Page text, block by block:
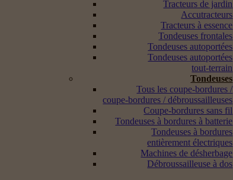
Tracteurs de jardin
Accutracteurs
Tracteurs à essence
Tondeuses frontales
Tondeuses autoportées
Tondeuses autoportées
tout-terrain
Tondeuses
Tous les coupe-bordures /
coupe-bordures / débroussailleuses
Coupe-bordures sans fil
Tondeuses à bordures à batterie
Tondeuses à bordures
entièrement électriques
Machines de désherbage
Débroussailleuse à dos